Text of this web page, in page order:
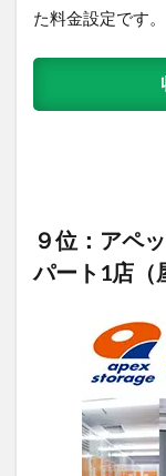
た料金設定です。
９位：アペ
パート1店（